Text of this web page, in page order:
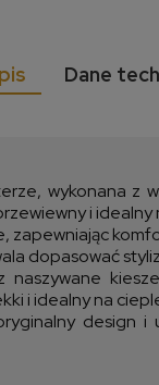
Dane
wykonana z
i
dopasować
i idealny na
design